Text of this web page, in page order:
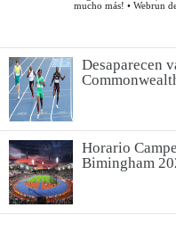
Desaparecen
Horario
Bimingham